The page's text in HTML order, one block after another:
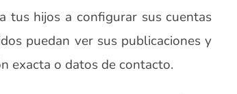
tus hijos a configurar sus cuentas
puedan ver sus publicaciones y
exacta o datos de contacto.